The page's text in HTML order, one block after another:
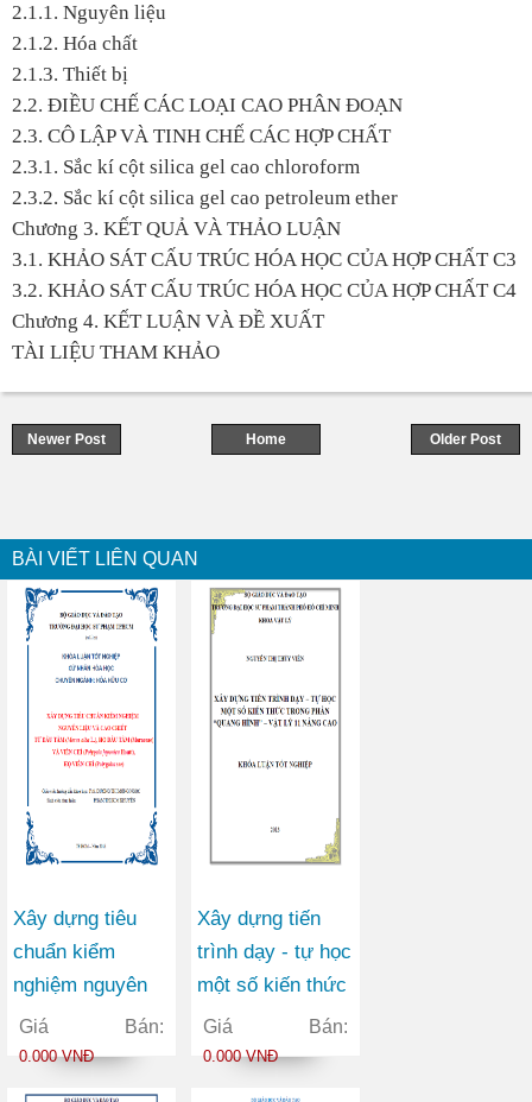
2.1.1. Nguyên liệu
2.1.2. Hóa chất
2.1.3. Thiết bị
2.2. ĐIỀU CHẾ CÁC LOẠI CAO PHÂN ĐOẠN
2.3. CÔ LẬP VÀ TINH CHẾ CÁC HỢP CHẤT
2.3.1. Sắc kí cột silica gel cao chloroform
2.3.2. Sắc kí cột silica gel cao petroleum ether
Chương 3. KẾT QUẢ VÀ THẢO LUẬN
3.1. KHẢO SÁT CẤU TRÚC HÓA HỌC CỦA HỢP CHẤT C3
3.2. KHẢO SÁT CẤU TRÚC HÓA HỌC CỦA HỢP CHẤT C4
Chương 4. KẾT LUẬN VÀ ĐỀ XUẤT
TÀI LIỆU THAM KHẢO
Newer Post Older Post
Home
BÀI VIẾT LIÊN QUAN
Xây dựng tiêu
chuẩn kiểm
nghiệm nguyên
liệu và cao chiết
từ Dâu tằm
Giá Bán:
0.000 VNĐ
Xây dựng tiến
trình dạy - tự học
một số kiến thức
trong phần
“Quang hình” Vật
Giá Bán:
0.000 VNĐ